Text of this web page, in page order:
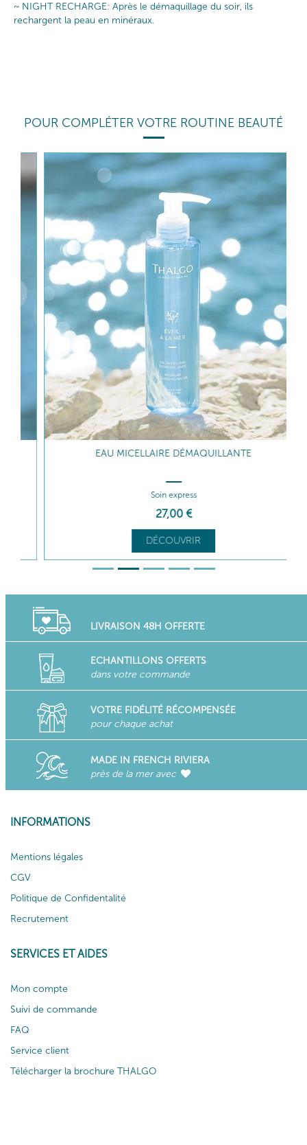
~ NIGHT RECHARGE: Après le démaquillage du soir, ils
rechargent la peau en minéraux.
POUR COMPLÉTER VOTRE ROUTINE BEAUTÉ
EAU MICELLAIRE DÉMAQUILLANTE
Soin express
,00 €
DÉCOUVRIR
LIVRAISON 48H OFFERTE
ECHANTILLONS OFFERTS
dans votre commande
VOTRE FIDÉLITÉ RÉCOMPENSÉE
pour chaque achat
MADE IN FRENCH RIVIERA
près de la mer avec
INFORMATIONS
Mentions légales
CGV
Politique de Confidentalité
Recrutement
SERVICES ET AIDES
Mon compte
Suivi de commande
FAQ
Service client
Télécharger la brochure THALGO